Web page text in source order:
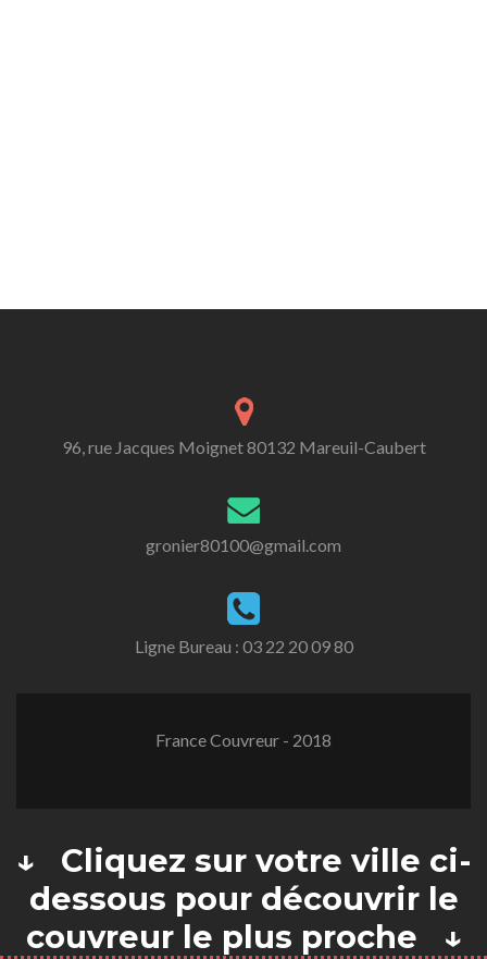
96, rue Jacques Moignet 80132 Mareuil-Caubert
gronier80100@gmail.com
Ligne Bureau : 03 22 20 09 80
France Couvreur - 2018
↓ Cliquez sur votre ville ci-
dessous pour découvrir le
couvreur le plus proche ↓